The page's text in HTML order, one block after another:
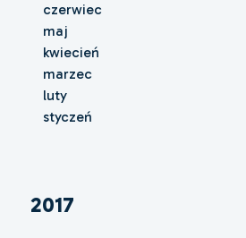
czerwiec
maj
kwiecień
marzec
luty
styczeń
2017